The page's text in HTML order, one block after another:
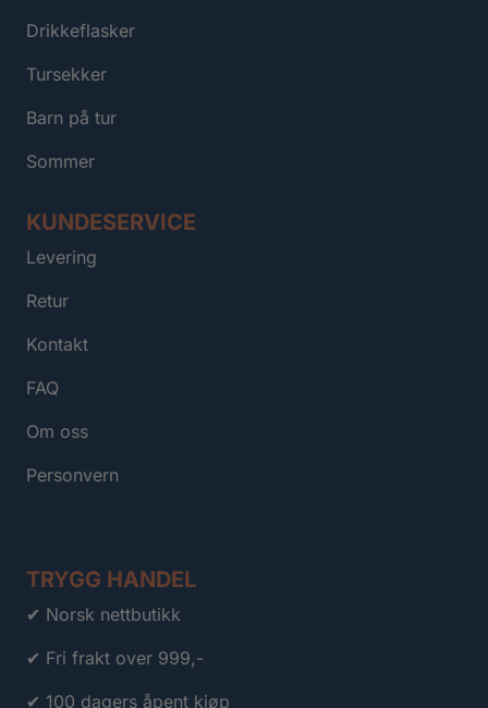
Drikkeflasker
Tursekker
Barn på tur
Sommer
KUNDESERVICE
Levering
Retur
Kontakt
FAQ
Om oss
Personvern
TRYGG HANDEL
✔ Norsk nettbutikk
✔ Fri frakt over 999,-
✔ 100 dagers åpent kjøp